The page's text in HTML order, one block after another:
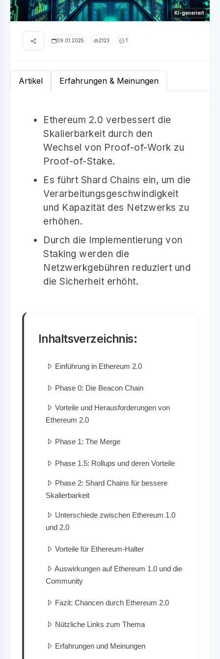
KI-generiert
09.01.2025 2123 1
Artikel Erfahrungen & Meinungen
Ethereum 2.0 verbessert die
Skalierbarkeit durch den
Wechsel von Proof-of-Work zu
Proof-of-Stake.
Es führt Shard Chains ein, um die
Verarbeitungsgeschwindigkeit
und Kapazität des Netzwerks zu
erhöhen.
Durch die Implementierung von
Staking werden die
Netzwerkgebühren reduziert und
die Sicherheit erhöht.
Inhaltsverzeichnis:
Einführung in Ethereum 2.0
Phase 0: Die Beacon Chain
Vorteile und Herausforderungen von
Ethereum 2.0
Phase 1: The Merge
Phase 1.5: Rollups und deren Vorteile
Phase 2: Shard Chains für bessere
Skalierbarkeit
Unterschiede zwischen Ethereum 1.0
und 2.0
Vorteile für Ethereum-Halter
Auswirkungen auf Ethereum 1.0 und die
Community
Fazit: Chancen durch Ethereum 2.0
Nützliche Links zum Thema
Erfahrungen und Meinungen